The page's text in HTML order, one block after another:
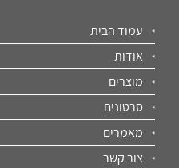
עמוד הבית
אודות
מוצרים
סרטונים
מאמרים
צור קשר